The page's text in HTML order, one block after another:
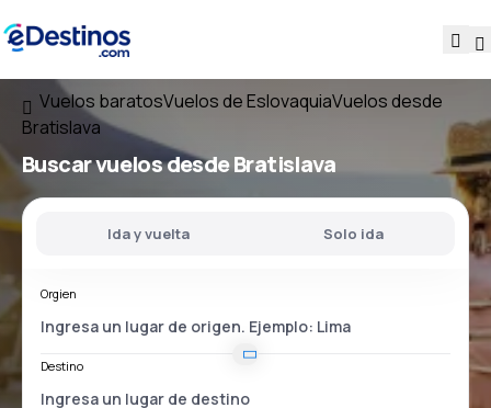
Vuelos baratosVuelos de EslovaquiaVuelos desde
Bratislava
Buscar vuelosdesde Bratislava
Ida y vuelta Solo ida
Orgien
Destino